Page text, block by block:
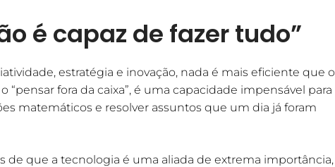
é capaz de fazer tudo”
estratégia e inovação, nada é mais eficiente que o
“pensar fora da caixa”, é uma capacidade impensável para
matemáticos e resolver assuntos que um dia já foram
de que a tecnologia é uma aliada de extrema importância,